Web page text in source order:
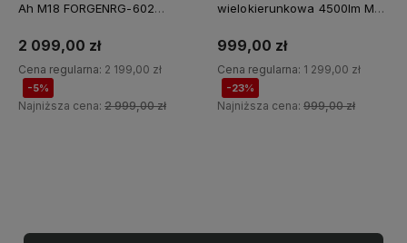
Ah M18 FORGENRG-602
2 099,00 zł
Cena regularna: 2 199,00 zł
-5%
Najniższa cena: 2 999,00 zł
wielokierunkowa 4500lm M18
999,00 zł
Cena regularna: 1 299,00 zł
-23%
Najniższa cena: 999,00 zł